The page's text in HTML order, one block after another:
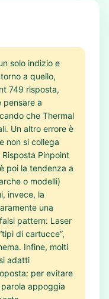
solo indizio e
a quello,
749 risposta,
pensare a
che Thermal
Un altro errore è
non si collega
Pinpoint
poi la tendenza a
o modelli)
invece, la
una
pattern: Laser
di cartucce”,
Infine, molti
adatti
per evitare
appoggia